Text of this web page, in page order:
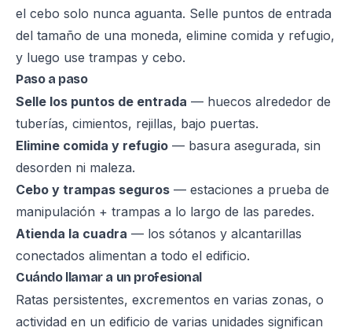
el cebo solo nunca aguanta. Selle puntos de entrada
del tamaño de una moneda, elimine comida y refugio,
y luego use trampas y cebo.
Paso a paso
Selle los puntos de entrada — huecos alrededor de
tuberías, cimientos, rejillas, bajo puertas.
Elimine comida y refugio — basura asegurada, sin
desorden ni maleza.
Cebo y trampas seguros — estaciones a prueba de
manipulación + trampas a lo largo de las paredes.
Atienda la cuadra — los sótanos y alcantarillas
conectados alimentan a todo el edificio.
Cuándo llamar a un profesional
Ratas persistentes, excrementos en varias zonas, o
actividad en un edificio de varias unidades significan